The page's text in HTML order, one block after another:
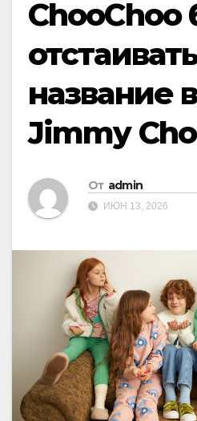
ChooChoo
отстаивать
название
Jimmy
От admin
ИЮН 13, 2026